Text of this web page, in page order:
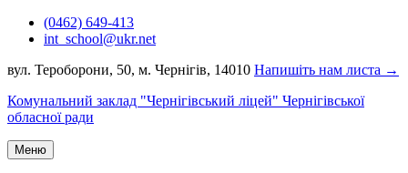
Перейти(0462) 649-413
int_school@ukr.net
вул. Тероборони, 50, м. Чернігів, 14010 Напишіть нам листа →
Комунальний заклад "Чернігівський ліцей" Чернігівської
обласної ради
Меню